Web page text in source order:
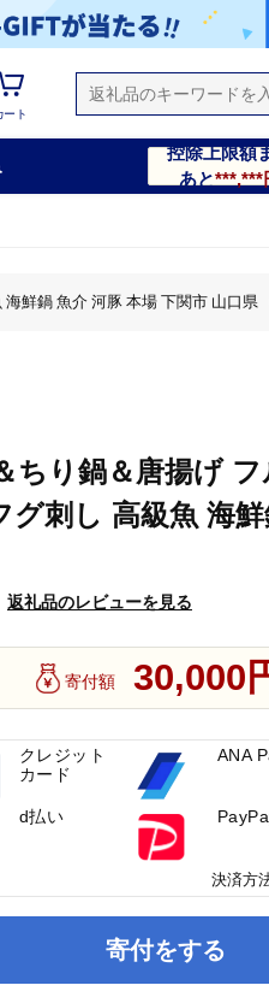
ート
控除上限額
あと***,***
鮮鍋 魚介 河豚 本場 下関市 山口県
ちり鍋＆唐揚げ
グ刺し 高級魚 海
返礼品のレビューを見る
寄付額 30,000
寄付をする
クレジット
カード
ANA
d払い
決済方